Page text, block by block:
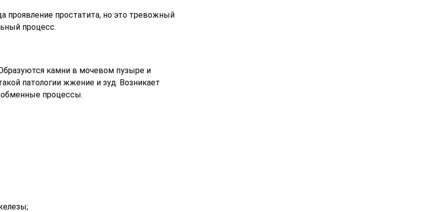
проявление простатита, но это тревожный
процесс.
камни в мочевом пузыре и
патологии жжение и зуд. Возникает
обменные процессы.